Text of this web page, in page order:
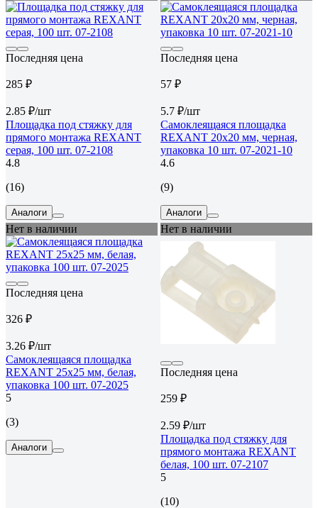
Последняя цена
285 ₽
2.85 ₽/шт
Площадка под стяжку для
прямого монтажа REXANT
серая, 100 шт. 07-2108
4.8
(16)
Аналоги
Последняя цена
57 ₽
5.7 ₽/шт
Самоклеящаяся площадка
REXANT 20x20 мм, черная,
упаковка 10 шт. 07-2021-10
4.6
(9)
Аналоги
Нет в наличии
Последняя цена
326 ₽
3.26 ₽/шт
Самоклеящаяся площадка
REXANT 25x25 мм, белая,
упаковка 100 шт. 07-2025
5
(3)
Аналоги
Нет в наличии
Последняя цена
259 ₽
2.59 ₽/шт
Площадка под стяжку для
прямого монтажа REXANT
белая, 100 шт. 07-2107
5
(10)